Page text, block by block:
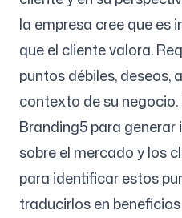
la empresa cree que es
que el cliente valora.
puntos débiles, deseos,
contexto de su
Branding5 para
sobre el mercado y los
para identificar estos
traducirlos en